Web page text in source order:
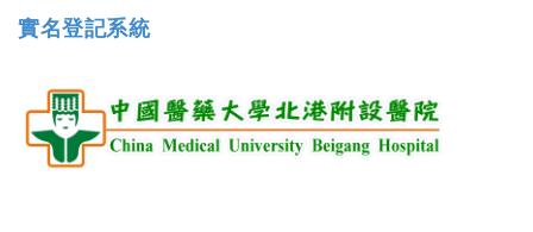
實名登記系統